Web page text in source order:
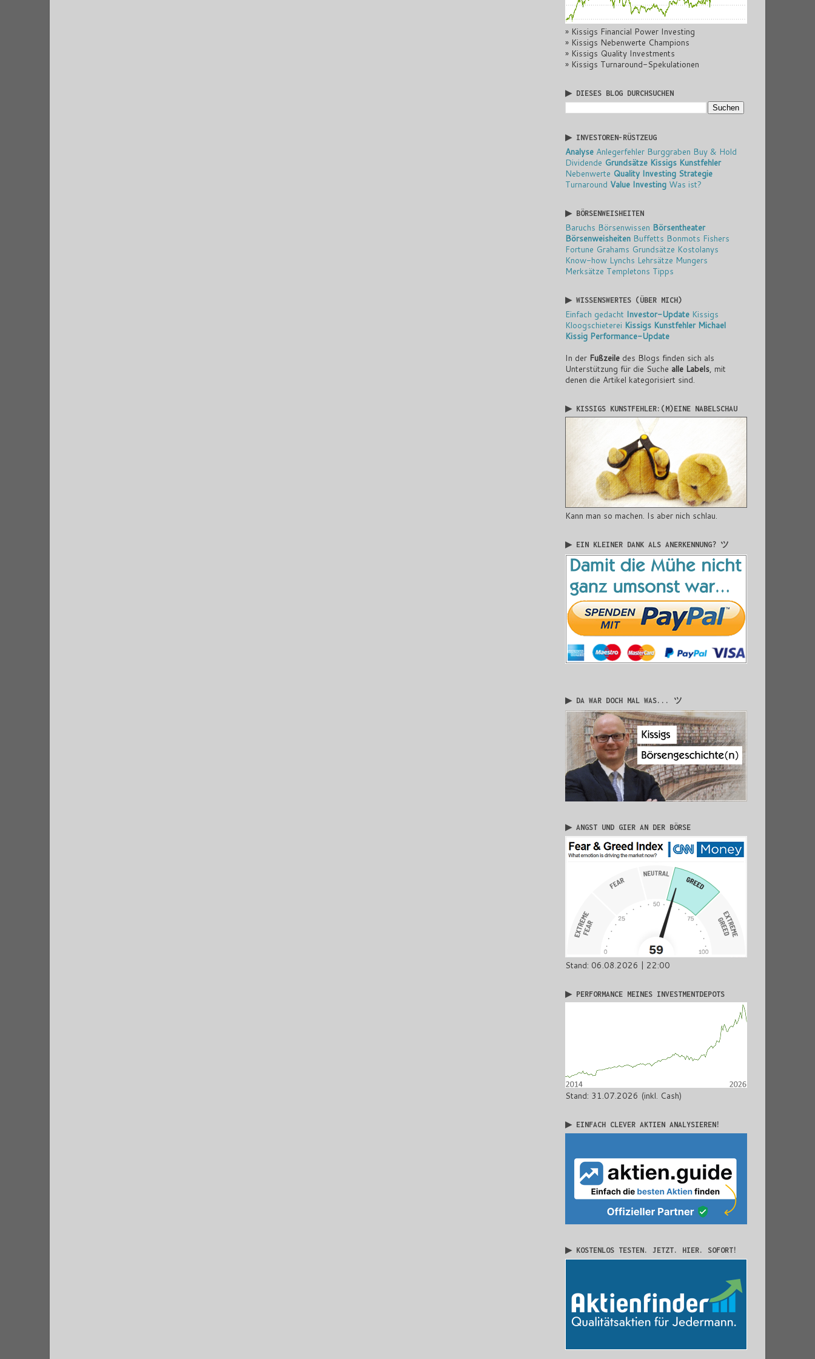
» Kissigs Financial Power Investing
» Kissigs Nebenwerte Champions
» Kissigs Quality Investments
» Kissigs Turnaround-Spekulationen
▶ DIESES BLOG DURCHSUCHEN
▶ INVESTOREN-RÜSTZEUG
Analyse Anlegerfehler Burggraben Buy & Hold
Dividende Grundsätze Kissigs Kunstfehler
Nebenwerte Quality Investing Strategie
Turnaround Value Investing Was ist?
▶ BÖRSENWEISHEITEN
Baruchs Börsenwissen Börsentheater
Börsenweisheiten Buffetts Bonmots Fishers
Fortune Grahams Grundsätze Kostolanys
Know-how Lynchs Lehrsätze Mungers
Merksätze Templetons Tipps
▶ WISSENSWERTES (ÜBER MICH)
Einfach gedacht Investor-Update Kissigs
Kloogschieterei Kissigs Kunstfehler Michael
Kissig Performance-Update
In der Fußzeile des Blogs finden sich als
Unterstützung für die Suche alle Labels , mit
denen die Artikel kategorisiert sind.
▶ KISSIGS KUNSTFEHLER:(M)EINE NABELSCHAU
Kann man so machen. Is aber nich schlau.
▶ EIN KLEINER DANK ALS ANERKENNUNG? ツ
▶ DA WAR DOCH MAL WAS... ツ
▶ ANGST UND GIER AN DER BÖRSE
Stand: 06.08.2026 | 22:00
▶ PERFORMANCE MEINES INVESTMENTDEPOTS
Stand: 31.07.2026 (inkl. Cash)
▶ EINFACH CLEVER AKTIEN ANALYSIEREN!
▶ KOSTENLOS TESTEN. JETZT. HIER. SOFORT!